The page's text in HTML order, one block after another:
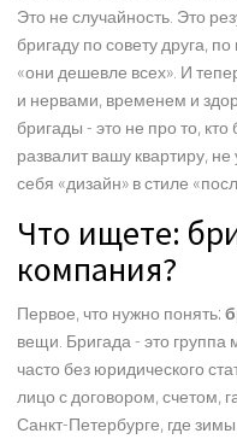
Это не случайность. Это
бригаду по совету друга,
«они дешевле всех». И
и нервами, временем и
бригады - это не про то,
развалит вашу квартиру,
себя «дизайн» в стиле
Что ищете:
компания?
Первое, что нужно понять:
вещи. Бригада - это группа
часто без юридического
лицо с договором, счетом,
Санкт-Петербурге, где